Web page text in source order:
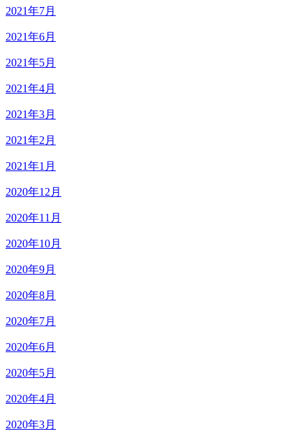
2021年7月
2021年6月
2021年5月
2021年4月
2021年3月
2021年2月
2021年1月
2020年12月
2020年11月
2020年10月
2020年9月
2020年8月
2020年7月
2020年6月
2020年5月
2020年4月
2020年3月